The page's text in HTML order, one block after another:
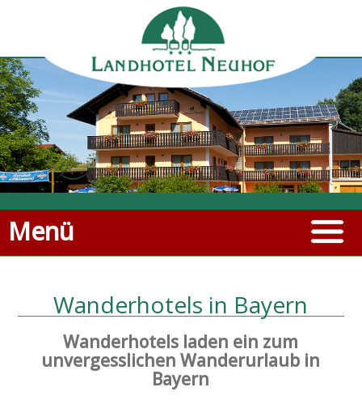
Menü
Wanderhotels in Bayern
Wanderhotels laden ein zum
unvergesslichen Wanderurlaub in
Bayern